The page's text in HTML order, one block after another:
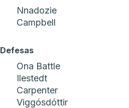
Nnadozie
Campbell
Defesas
Ona Battle
Ilestedt
Carpenter
Viggósdóttir